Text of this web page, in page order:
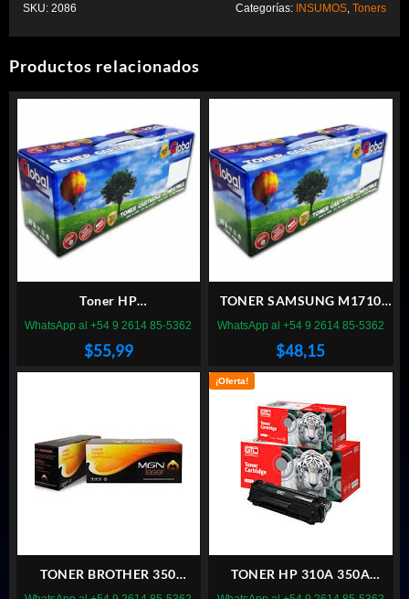
SKU: 2086 Categorías: INSUMOS Toners
Productos relacionados
Toner HP
CB543/CE323/CF213A
$55,99
WhatsApp al +54 9 2614 85-5362
TONER SAMSUNG M1710
ALTERNATIVO
$48,15
WhatsApp al +54 9 2614 85-5362
TONER BROTHER 350
MAGNA
¡Oferta!
TONER HP 310A 350A
NEGRO GTC